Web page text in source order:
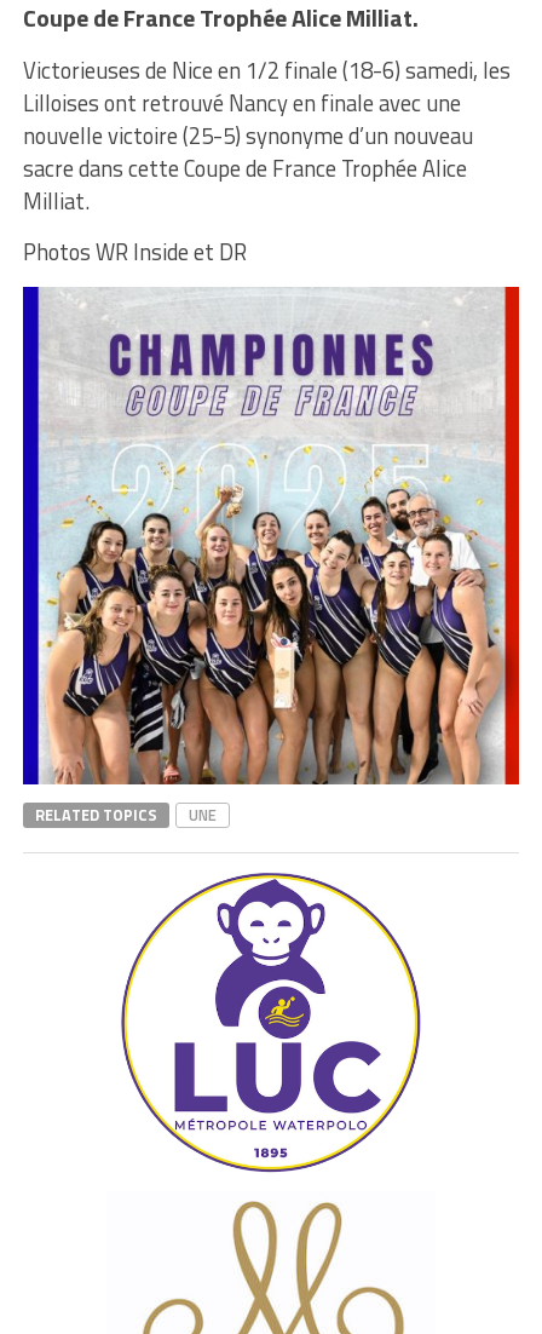
Coupe de France Trophée Alice Milliat.
Victorieuses de Nice en 1/2 finale (18-6) samedi, les
Lilloises ont retrouvé Nancy en finale avec une
nouvelle victoire (25-5) synonyme d’un nouveau
sacre dans cette Coupe de France Trophée Alice
Milliat.
Photos WR Inside et DR
RELATED TOPICS UNE